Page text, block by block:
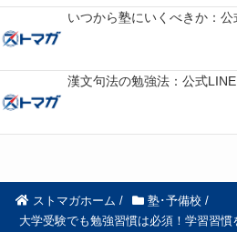
いつから塾にいくべきか：公
漢文句法の勉強法：公式LINE
ストマガホーム / 塾･予備校 /
大学受験でも勉強習慣は必須！学習習